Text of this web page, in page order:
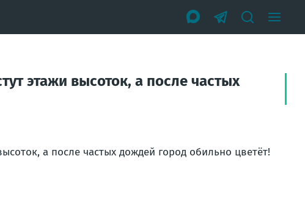
этажи высоток, а после частых
а после частых дождей город обильно цветёт!